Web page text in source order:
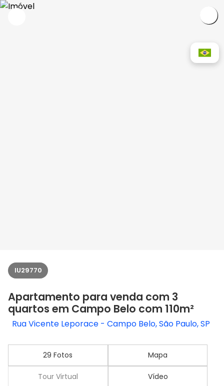
IU29770
Apartamento para venda com 3
quartos em Campo Belo com 110m²
Rua Vicente Leporace - Campo Belo, São Paulo, SP
29 Fotos Mapa
Tour Virtual Vídeo